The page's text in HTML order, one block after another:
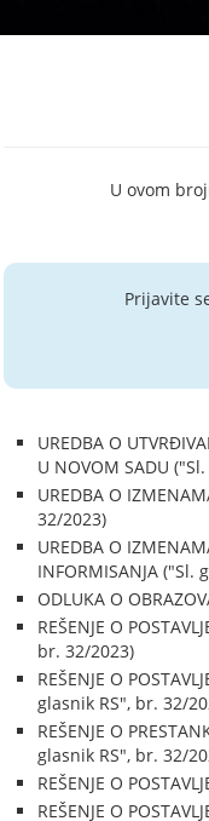
U ovom
Prijavite
UREDBA O
U NOVOM SADU
UREDBA O
32/2023)
UREDBA O
INFORMISANJA ("Sl.
ODLUKA O
REŠENJE O
br. 32/2023)
REŠENJE O
glasnik RS", br. 32/
REŠENJE O
glasnik RS", br. 32/
REŠENJE O
REŠENJE O